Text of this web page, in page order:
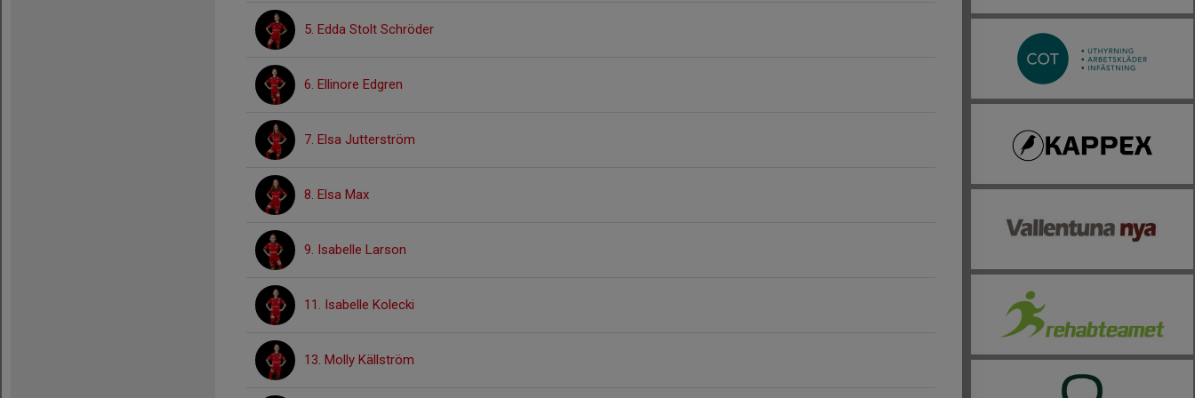
5. Edda Stolt Schröder
6. Ellinore Edgren
7. Elsa Jutterström
8. Elsa Max
9. Isabelle Larson
11. Isabelle Kolecki
13. Molly Källström